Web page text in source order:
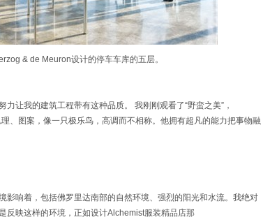
& de Meuron设计的停车车库的五层。
我的建筑工程带有这种品质。 我刚刚观看了“野蛮之美”，
、图案，像一只极乐鸟，高调而不相称。他拥有超凡的能力把事物融
响着，包括佛罗里达南部的自然环境、强烈的阳光和水流。我绝对
反映这样的环境，正如设计Alchemist服装精品店那